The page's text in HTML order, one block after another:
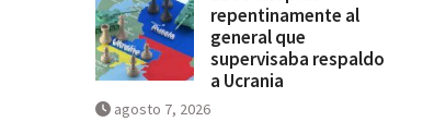
repentinamente al
general que
supervisaba respaldo
a Ucrania
agosto 7, 2026